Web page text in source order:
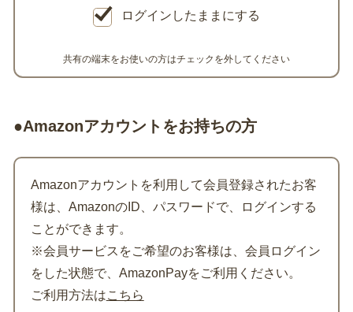
ログインしたままにする
共有の端末をお使いの方はチェックを外してください
●Amazonアカウントをお持ちの方
Amazonアカウントを利用して会員登録されたお客
様は、AmazonのID、パスワードで、ログインする
ことができます。
※会員サービスをご希望のお客様は、会員ログイン
をした状態で、AmazonPayをご利用ください。
ご利用方法はこちら